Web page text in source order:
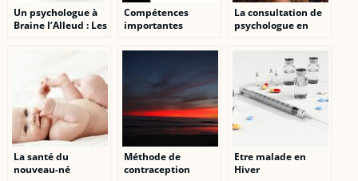
Un psychologue à
Braine l’Alleud : Les
Compétences
importantes
psychologue : Votre
La consultation de
psychologue en
intéressante
La santé du
nouveau-né
Méthode de
contraception
Etre malade en
Hiver